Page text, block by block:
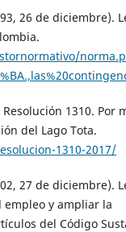
26 de diciembre).
1310. Por
del Lago Tota.
1310-2017/
27 de diciembre).
empleo y ampliar la
del Código